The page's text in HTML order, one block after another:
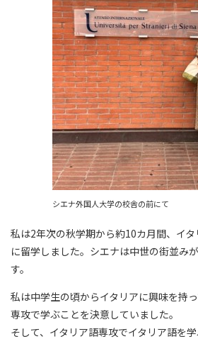
シエナ外国人大学の校舎の前にて
私は2年次の秋学期から約10カ月間、イ
に留学しました。シエナは中世の街並み
す。
私は中学生の頃からイタリアに興味を持
専攻で学ぶことを決意していました。
そして、イタリア語専攻でイタリア語を